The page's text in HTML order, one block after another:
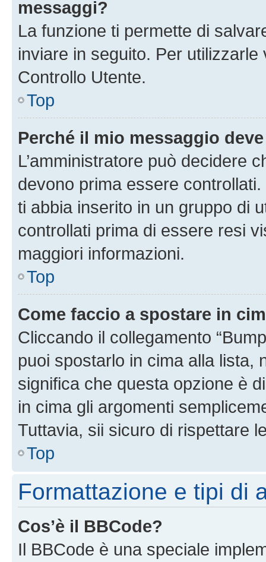
messaggi?
La funzione ti permette di
inviare in seguito. Per utilizzarle
Controllo Utente.
Top
Perché il mio messaggio
L’amministratore può decidere
devono prima essere
ti abbia inserito in un gruppo di
controllati prima di essere resi
maggiori informazioni.
Top
Come faccio a spostare in
Cliccando il collegamento
puoi spostarlo in cima alla lista,
significa che questa opzione è
in cima gli argomenti
Tuttavia, sii sicuro di rispettare
Top
Formattazione e tipi di
Cos’è il BBCode?
Il BBCode è una speciale